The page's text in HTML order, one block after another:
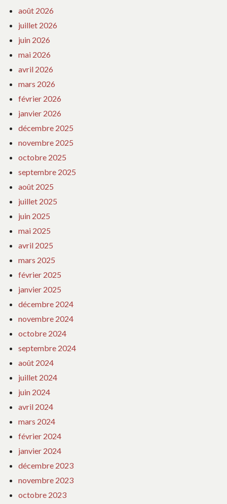
août 2026
juillet 2026
juin 2026
mai 2026
avril 2026
mars 2026
février 2026
janvier 2026
décembre 2025
novembre 2025
octobre 2025
septembre 2025
août 2025
juillet 2025
juin 2025
mai 2025
avril 2025
mars 2025
février 2025
janvier 2025
décembre 2024
novembre 2024
octobre 2024
septembre 2024
août 2024
juillet 2024
juin 2024
avril 2024
mars 2024
février 2024
janvier 2024
décembre 2023
novembre 2023
octobre 2023